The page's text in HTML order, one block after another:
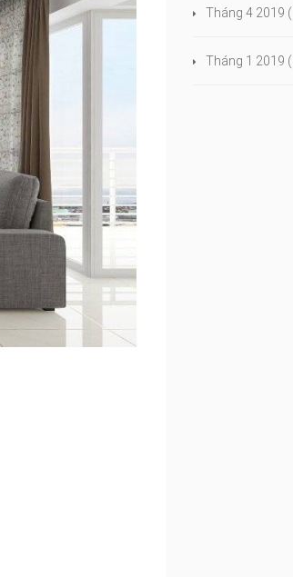
Tháng 4 2019
Tháng 1 2019